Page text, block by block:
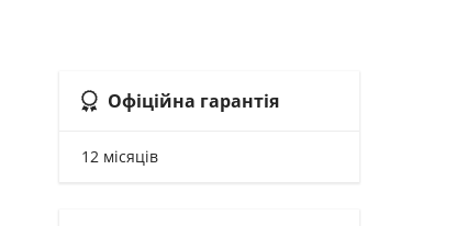
Офіційна гарантія
12 місяців